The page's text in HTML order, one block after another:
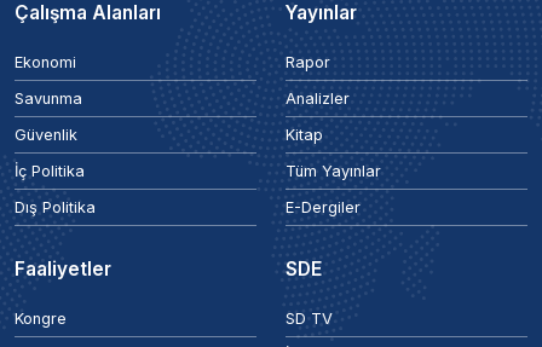
Çalışma Alanları
Ekonomi
Savunma
Güvenlik
İç Politika
Dış Politika
Yayınlar
Rapor
Analizler
Kitap
Tüm Yayınlar
E-Dergiler
Faaliyetler
Kongre
SDE
SD TV